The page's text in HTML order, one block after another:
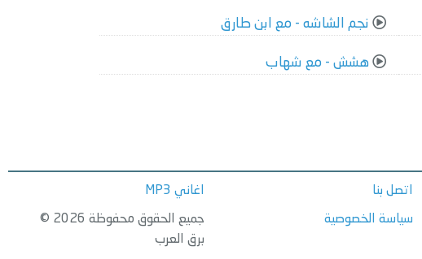
نجم الشاشه - مع ابن طارق
هشش - مع شهاب
اتصل بنا
سياسة الخصوصية
اغاني MP3
جميع الحقوق محفوظة 2026 ©
برق العرب